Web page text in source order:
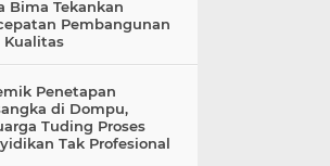
Bima Tekankan
Pembangunan
Kualitas
Penetapan
di Dompu,
Tuding Proses
Tak Profesional